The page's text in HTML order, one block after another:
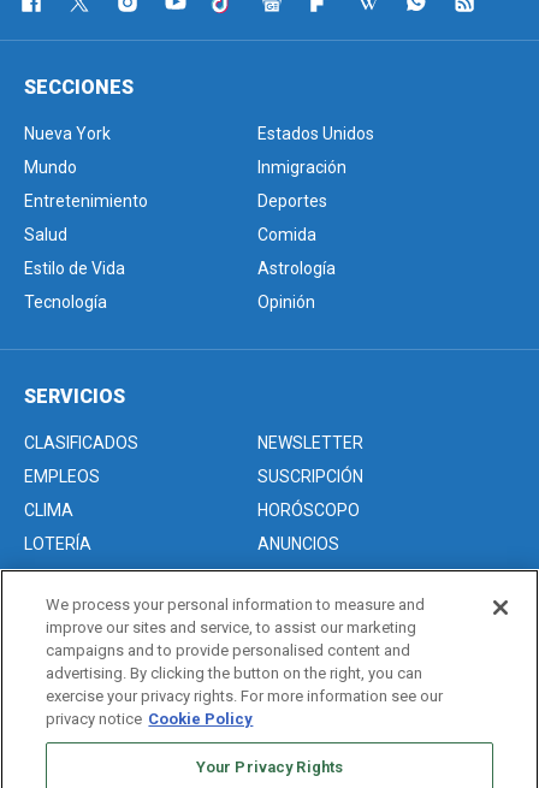
SECCIONES
Nueva York
Estados Unidos
Mundo
Inmigración
Entretenimiento
Deportes
Salud
Comida
Estilo de Vida
Astrología
Tecnología
Opinión
SERVICIOS
CLASIFICADOS
NEWSLETTER
EMPLEOS
SUSCRIPCIÓN
CLIMA
HORÓSCOPO
LOTERÍA
ANUNCIOS
Acerca de nosotros
Advertise with Us/Anuncios
Politica de Privacidad
Editorial Guidelines
We process your personal information to measure and
improve our sites and service, to assist our marketing
campaigns and to provide personalised content and
advertising. By clicking the button on the right, you can
exercise your privacy rights. For more information see our
privacy notice Cookie Policy
Your Privacy Rights